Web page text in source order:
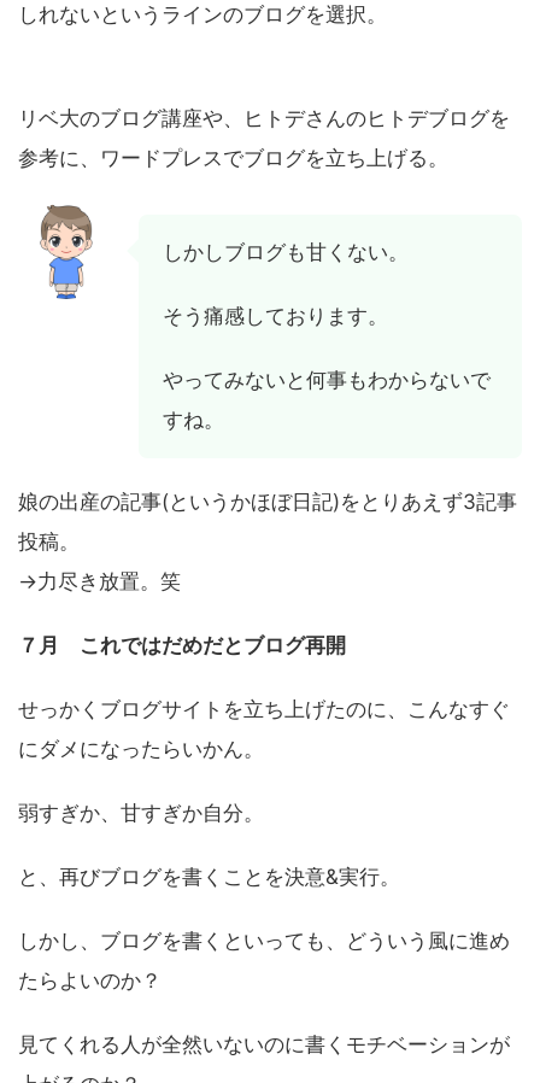
しれないというラインのブログを選択。
リベ大のブログ講座や、ヒトデさんのヒトデブログを
参考に、ワードプレスでブログを立ち上げる。
しかしブログも甘くない。
そう痛感しております。
やってみないと何事もわからないで
すね。
娘の出産の記事(というかほぼ日記)をとりあえず3記事
投稿。
→力尽き放置。笑
７月 これではだめだとブログ再開
せっかくブログサイトを立ち上げたのに、こんなすぐ
にダメになったらいかん。
弱すぎか、甘すぎか自分。
と、再びブログを書くことを決意&実行。
しかし、ブログを書くといっても、どういう風に進め
たらよいのか？
見てくれる人が全然いないのに書くモチベーションが